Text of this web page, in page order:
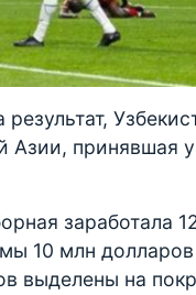
результат,
Азии, принявшая
заработала
10 млн
выделены на